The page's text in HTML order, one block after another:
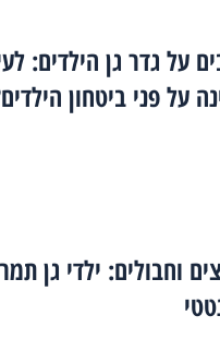
על גדר גן הילדים:
על פני ביטחון
וחבולים: ילדי גן